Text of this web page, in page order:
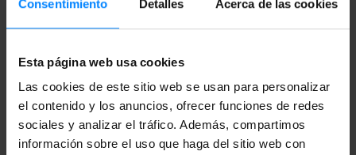
Consentimiento Detalles Acerca de las cookies
Esta página web usa cookies
Las cookies de este sitio web se usan para personalizar
el contenido y los anuncios, ofrecer funciones de redes
sociales y analizar el tráfico. Además, compartimos
información sobre el uso que haga del sitio web con
Maraca Diablo